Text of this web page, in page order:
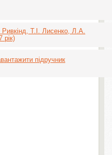
Т.І. Лисенко, Л.А.
рік)
підручник